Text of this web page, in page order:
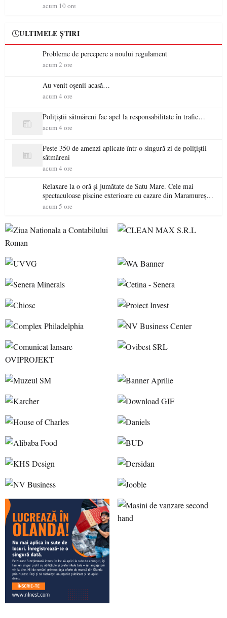
acum 10 ore
ULTIMELE ȘTIRI
Probleme de percepere a noului regulament
acum 2 ore
Au venit oșenii acasă…
acum 4 ore
Polițiștii sătmăreni fac apel la responsabilitate în trafic…
acum 4 ore
Peste 350 de amenzi aplicate într-o singură zi de polițiștii
sătmăreni
acum 4 ore
Relaxare la o oră și jumătate de Satu Mare. Cele mai
spectaculoase piscine exterioare cu cazare din Maramureș,
ideale pentru o escapadă de vară
acum 5 ore